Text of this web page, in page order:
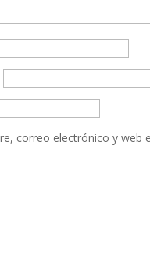
correo electrónico y web